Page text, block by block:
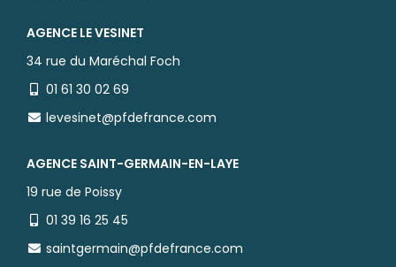
AGENCE LE VESINET
34 rue du Maréchal Foch
01 61 30 02 69
levesinet@pfdefrance.com
AGENCE SAINT-GERMAIN-EN-LAYE
19 rue de Poissy
01 39 16 25 45
saintgermain@pfdefrance.com